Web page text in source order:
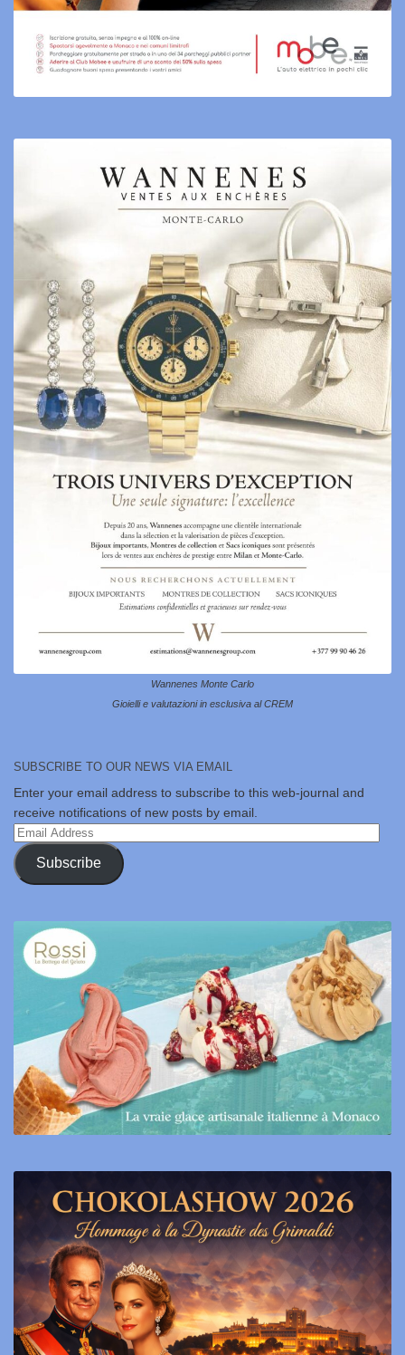
Wannenes Monte Carlo
Gioielli e valutazioni in esclusiva al CREM
SUBSCRIBE TO OUR NEWS VIA EMAIL
Enter your email address to subscribe to this web-journal and
receive notifications of new posts by email.
Email
Address
Subscribe